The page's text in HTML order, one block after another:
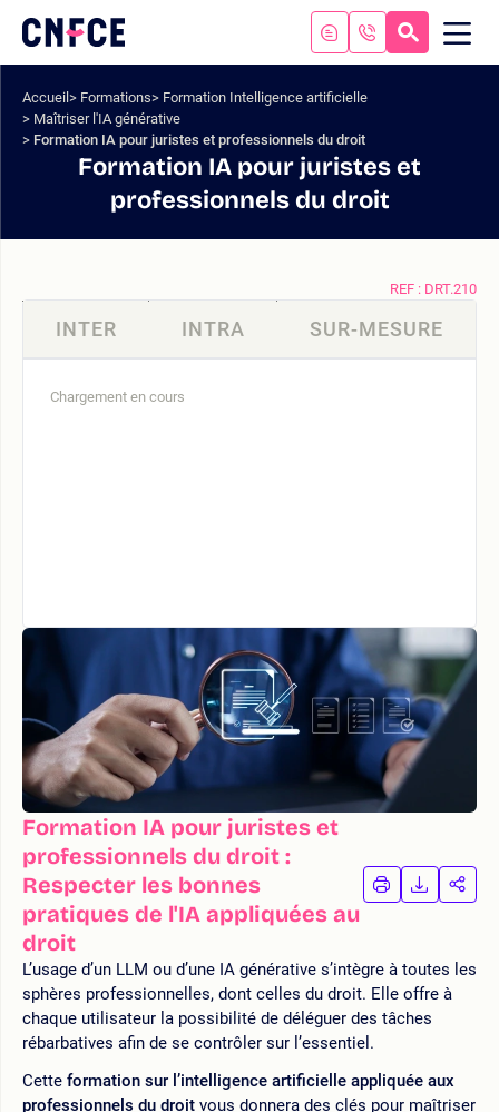
contenu
menu
Logo
site
Accueil Formations
Formation Intelligence artificielle
Maîtriser l'IA générative
Formation IA pour juristes et professionnels du droit
Formation IA pour juristes et
professionnels du droit
Formation IA pour juristes et
professionnels du droit :
Respecter les bonnes
pratiques de l'IA appliquées au
droit
IMPRIMER
LA
LA
L’usage d’un LLM ou d’une IA générative s’intègre à toutes les
sphères professionnelles, dont celles du droit. Elle offre à
chaque utilisateur la possibilité de déléguer des tâches
rébarbatives afin de se contrôler sur l’essentiel.
Cette formation sur l’intelligence artificielle appliquée aux
professionnels du droit vous donnera des clés pour maîtriser
REF : DRT.210
INTER INTRA SUR-MESURE